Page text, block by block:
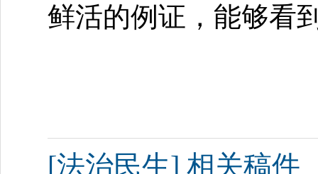
鲜活的例证，能够看
[法治民生] 相关稿件